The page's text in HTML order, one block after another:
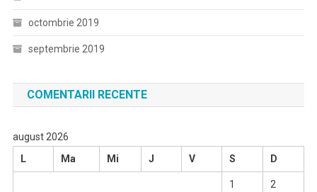
octombrie 2019
septembrie 2019
COMENTARII RECENTE
august 2026
L
Ma Mi J V S D
1 2